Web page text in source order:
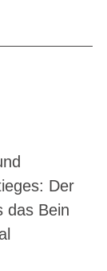
Der
das Bein